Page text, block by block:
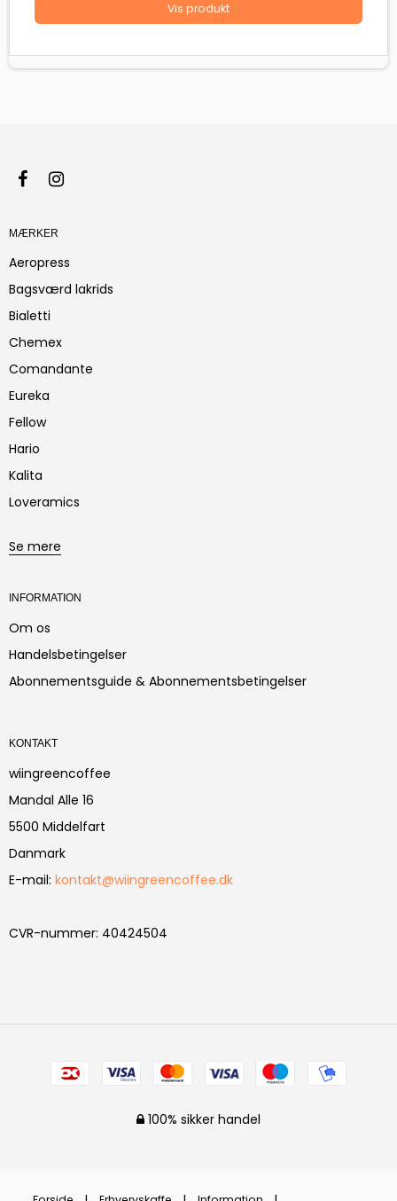
Vis produkt
MÆRKER
Aeropress
Bagsværd lakrids
Bialetti
Chemex
Comandante
Eureka
Fellow
Hario
Kalita
Loveramics
Se mere
INFORMATION
Om os
Handelsbetingelser
Abonnementsguide & Abonnementsbetingelser
KONTAKT
wiingreencoffee
Mandal Alle 16
5500 Middelfart
Danmark
E-mail: kontakt@wiingreencoffee.dk
CVR-nummer: 40424504
100% sikker handel